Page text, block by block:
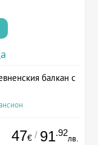
балкан с
47€ / 91.92
лв.